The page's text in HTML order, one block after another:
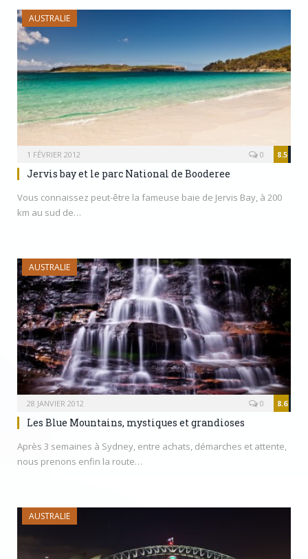
AUSTRALIE
1 FÉVRIER 2012 8.5
0
Jervis bay et le parc National de Booderee
Vous connaissez peut-être la fameuse baie de Jervis Bay, à 200
km au sud de…
AUSTRALIE
28 JANVIER 2012 8.6
0
Les Blue Mountains, mystiques et grandioses
Après 3 semaines à Sydney, entre achats, démarches et attente,
nous prenons enfin la route…
AUSTRALIE